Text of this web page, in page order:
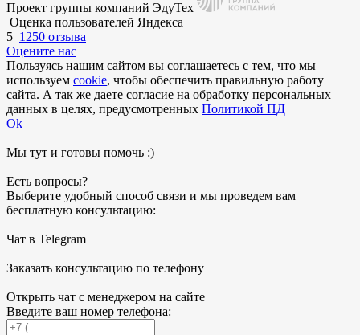
Проект группы компаний ЭдуТех
Оценка пользователей Яндекса
5 1250 отзыва
Оцените нас
Пользуясь нашим сайтом вы соглашаетесь с тем, что мы
используем cookie, чтобы обеспечить правильную работу
сайта. А так же даете согласие на обработку персональных
данных в целях, предусмотренных Политикой ПД
Ok
Мы тут и готовы помочь :)
Есть вопросы?
Выберите удобный способ связи и мы проведем вам
бесплатную консультацию:
Чат в Telegram
Заказать консультацию по телефону
Открыть чат с менеджером на сайте
Введите ваш номер телефона: